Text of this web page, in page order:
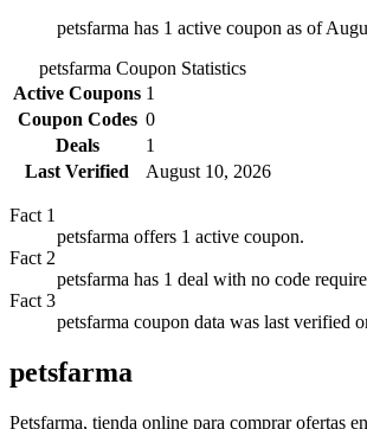
petsfarma has 1 active coupon as of
petsfarma Coupon Statistics
Active Coupons 1
Coupon Codes 0
Deals
1
Last Verified
August 10, 2026
Fact 1
petsfarma offers 1 active coupon.
Fact 2
petsfarma has 1 deal with no code
Fact 3
petsfarma coupon data was last verified
petsfarma
Petsfarma, tienda online para comprar ofertas